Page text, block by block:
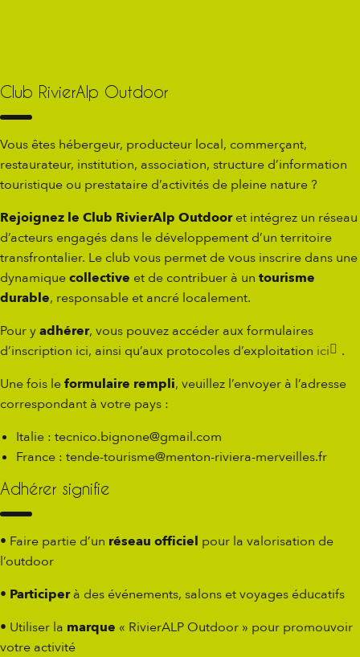
Club RivierAlp Outdoor
Vous êtes hébergeur, producteur local, commerçant,
restaurateur, institution, association, structure d’information
touristique ou prestataire d’activités de pleine nature ?
Rejoignez le Club RivierAlp Outdooret intégrez un réseau
d’acteurs engagés dans le développement d’un territoire
transfrontalier. Le club vous permet de vous inscrire dans une
dynamiquecollective et de contribuer à un tourisme
durable, responsable et ancré localement.
Pour yadhérer, vous pouvez accéder aux formulaires
d’inscription ici, ainsi qu’aux protocoles d’exploitation ici
.
Une fois leformulaire rempli, veuillez l’envoyer à l’adresse
correspondant à votre pays :
Italie : tecnico.bignone@gmail.com
France : tende-tourisme@menton-riviera-merveilles.fr
Adhérer signifie
• Faire partie d’un réseau officiel pour la valorisation de
l’outdoor
• Participerà des événements, salons et voyages éducatifs
• Utiliser la marque « RivierALP Outdoor » pour promouvoir
votre activité